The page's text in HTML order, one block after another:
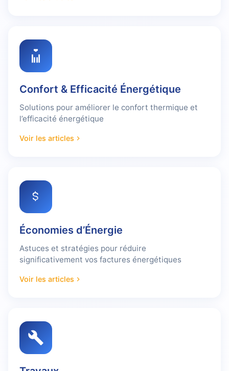
Confort & Efficacité Énergétique
Solutions pour améliorer le confort thermique et
l’efficacité énergétique
Voir les articles
Économies d’Énergie
Astuces et stratégies pour réduire
significativement vos factures énergétiques
Voir les articles